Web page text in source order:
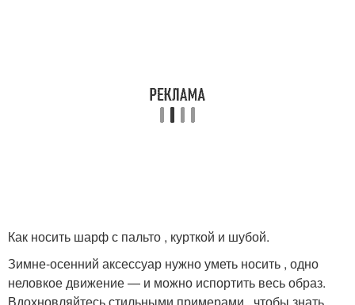
Как носить шарф с пальто , курткой и шубой.
Зимне-осенний аксессуар нужно уметь носить , одно
неловкое движение — и можно испортить весь образ.